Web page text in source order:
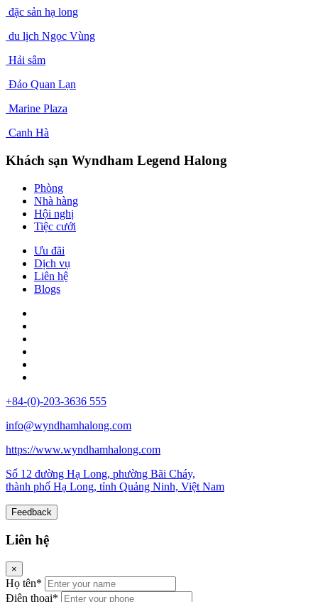
đặc sản hạ long
du lịch Ngọc Vùng
Hải sâm
Đảo Quan Lạn
Marine Plaza
Canh Hà
Khách sạn Wyndham Legend Halong
Phòng
Nhà hàng
Hội nghị
Tiệc cưới
Ưu đãi
Dịch vụ
Liên hệ
Blogs
+84-(0)-203-3636 555
info@wyndhamhalong.com
https://www.wyndhamhalong.com
Số 12 đường Hạ Long, phường Bãi Cháy,
thành phố Hạ Long, tỉnh Quảng Ninh, Việt Nam
Feedback
Liên hệ
×
Họ tên*
Điện thoại*